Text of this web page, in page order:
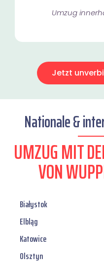
Umzug
Jetzt
Nationale &
UMZUG MIT
VON
Białystok
Elbląg
Katowice
Olsztyn